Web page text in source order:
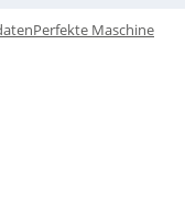
Perfekte Maschine